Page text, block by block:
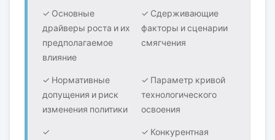
✓ Основные
драйверы роста и их
предполагаемое
влияние
✓ Сдерживающие
факторы и сценарии
смягчения
✓ Нормативные
допущения и риск
изменения политики
✓ Параметр кривой
технологического
освоения
✓
✓ Конкурентная